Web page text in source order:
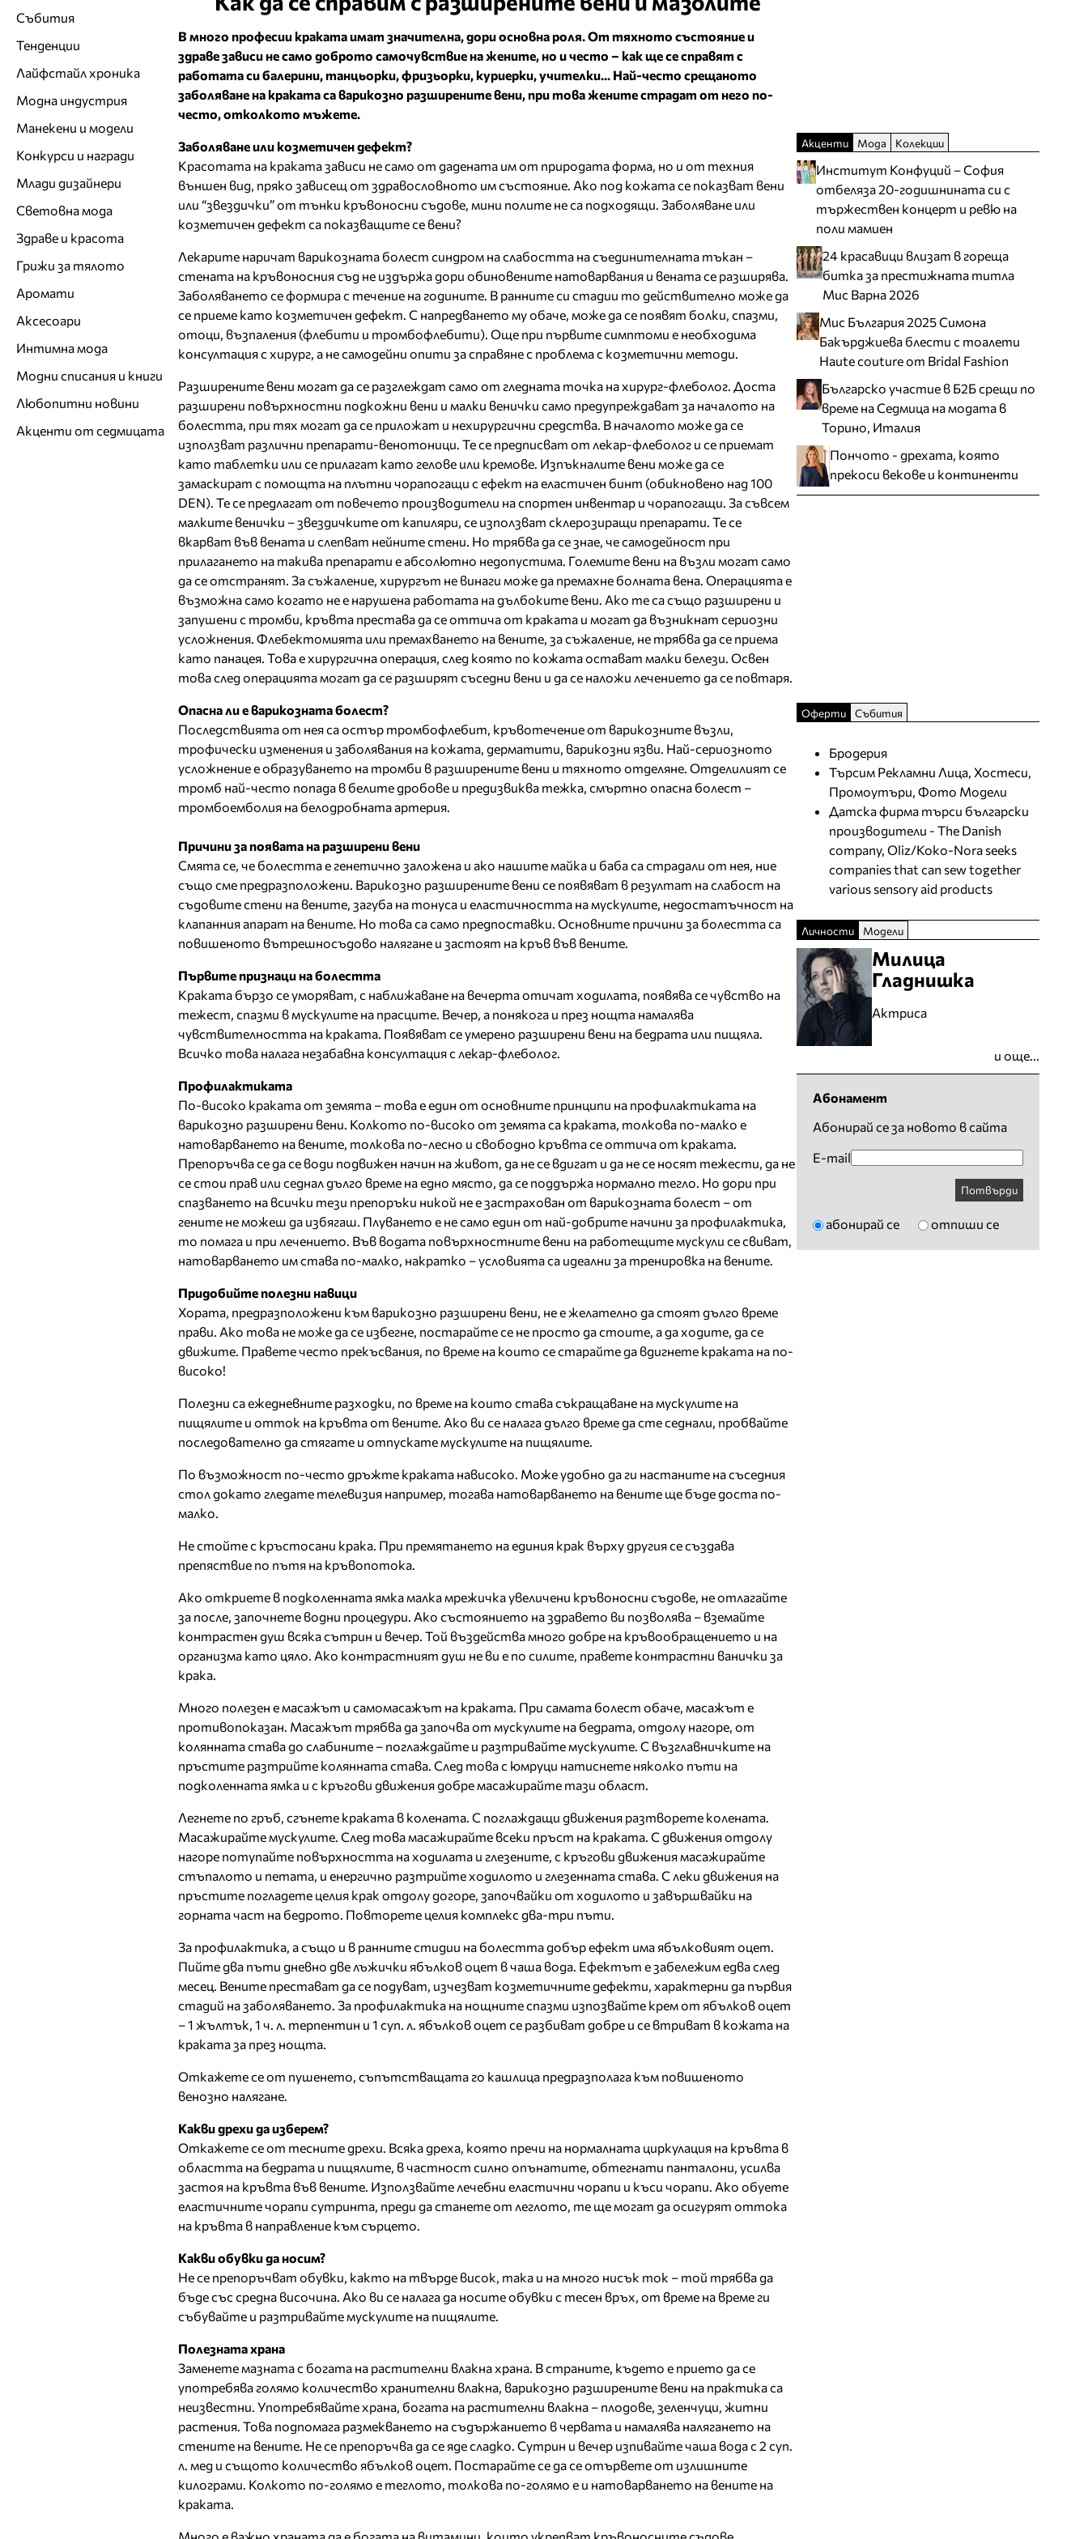
В много професии краката имат значителна, дори основна роля. От тяхното състояние и
здраве зависи не само доброто самочувствие на жените, но и често – как ще се справят с
работата си балерини, танцьорки, фризьорки, куриерки, учителки... Най-често срещаното
заболяване на краката са варикозно разширените вени, при това жените страдат от него по-
често, отколкото мъжете.
Заболяване или козметичен дефект?
Красотата на краката зависи не само от дадената им от природата форма, но и от техния
външен вид, пряко зависещ от здравословното им състояние. Ако под кожата се показват вени
или “звездички” от тънки кръвоносни съдове, мини полите не са подходящи. Заболяване или
козметичен дефект са показващите се вени?
Лекарите наричат варикозната болест синдром на слабостта на съединителната тъкан –
стената на кръвоносния съд не издържа дори обиновените натоварвания и вената се разширява.
Заболяването се формира с течение на годините. В ранните си стадии то действително може да
се приеме като козметичен дефект. С напредването му обаче, може да се появят болки, спазми,
отоци, възпаления (флебити и тромбофлебити). Още при първите симптоми е необходима
консултация с хирург, а не самодейни опити за справяне с проблема с козметични методи.
Разширените вени могат да се разглеждат само от гледната точка на хирург-флеболог. Доста
разширени повърхностни подкожни вени и малки венички само предупреждават за началото на
болестта, при тях могат да се приложат и нехирургични средства. В началото може да се
използват различни препарати-венотоници. Те се предписват от лекар-флеболог и се приемат
като таблетки или се прилагат като гелове или кремове. Изпъкналите вени може да се
замаскират с помощта на плътни чорапогащи с ефект на еластичен бинт (обикновено над 100
DEN). Те се предлагат от повечето производители на спортен инвентар и чорапогащи. За съвсем
малките венички – звездичките от капиляри, се използват склерозиращи препарати. Те се
вкарват във вената и слепват нейните стени. Но трябва да се знае, че самодейност при
прилагането на такива препарати е абсолютно недопустима. Големите вени на възли могат само
да се отстранят. За съжаление, хирургът не винаги може да премахне болната вена. Операцията е
възможна само когато не е нарушена работата на дълбоките вени. Ако те са също разширени и
запушени с тромби, кръвта престава да се оттича от краката и могат да възникнат сериозни
усложнения. Флебектомията или премахването на вените, за съжаление, не трябва да се приема
като панацея. Това е хирургична операция, след която по кожата остават малки белези. Освен
това след операцията могат да се разширят съседни вени и да се наложи лечението да се повтаря.
Опасна ли е варикозната болест?
Последствията от нея са остър тромбофлебит, кръвотечение от варикозните възли,
трофически изменения и заболявания на кожата, дерматити, варикозни язви. Най-сериозното
усложнение е образуването на тромби в разширените вени и тяхното отделяне. Отделилият се
тромб най-често попада в белите дробове и предизвиква тежка, смъртно опасна болест –
тромбоемболия на белодробната артерия.
Причини за появата на разширени вени
Смята се, че болестта е генетично заложена и ако нашите майка и баба са страдали от нея, ние
също сме предразположени. Варикозно разширените вени се появяват в резултат на слабост на
съдовите стени на вените, загуба на тонуса и еластичността на мускулите, недостатъчност на
клапанния апарат на вените. Но това са само предпоставки. Основните причини за болестта са
повишеното вътрешносъдово налягане и застоят на кръв във вените.
Първите признаци на болестта
Краката бързо се уморяват, с наближаване на вечерта отичат ходилата, появява се чувство на
тежест, спазми в мускулите на прасците. Вечер, а понякога и през нощта намалява
чувствителността на краката. Появяват се умерено разширени вени на бедрата или пищяла.
Всичко това налага незабавна консултация с лекар-флеболог.
Профилактиката
По-високо краката от земята – това е един от основните принципи на профилактиката на
варикозно разширени вени. Колкото по-високо от земята са краката, толкова по-малко е
натоварването на вените, толкова по-лесно и свободно кръвта се оттича от краката.
Препоръчва се да се води подвижен начин на живот, да не се вдигат и да не се носят тежести, да не
се стои прав или седнал дълго време на едно място, да се поддържа нормално тегло. Но дори при
спазването на всички тези препоръки никой не е застрахован от варикозната болест – от
гените не можеш да избягаш. Плуването е не само един от най-добрите начини за профилактика,
то помага и при лечението. Във водата повърхностните вени на работещите мускули се свиват,
натоварването им става по-малко, накратко – условията са идеални за тренировка на вените.
Придобийте полезни навици
Хората, предразположени към варикозно разширени вени, не е желателно да стоят дълго време
прави. Ако това не може да се избегне, постарайте се не просто да стоите, а да ходите, да се
движите. Правете често прекъсвания, по време на които се старайте да вдигнете краката на по-
високо!
Полезни са ежедневните разходки, по време на които става съкращаване на мускулите на
пищялите и отток на кръвта от вените. Ако ви се налага дълго време да сте седнали, пробвайте
последователно да стягате и отпускате мускулите на пищялите.
По възможност по-често дръжте краката нависоко. Може удобно да ги настаните на съседния
стол докато гледате телевизия например, тогава натоварването на вените ще бъде доста по-
малко.
Не стойте с кръстосани крака. При премятането на единия крак върху другия се създава
препяствие по пътя на кръвопотока.
Ако откриете в подколенната ямка малка мрежичка увеличени кръвоносни съдове, не отлагайте
за после, започнете водни процедури. Ако състоянието на здравето ви позволява – вземайте
контрастен душ всяка сътрин и вечер. Той въздейства много добре на кръвообращението и на
организма като цяло. Ако контрастният душ не ви е по силите, правете контрастни ванички за
крака.
Много полезен е масажът и самомасажът на краката. При самата болест обаче, масажът е
противопоказан. Масажът трябва да започва от мускулите на бедрата, отдолу нагоре, от
колянната става до слабините – поглаждайте и разтривайте мускулите. С възглавничките на
пръстите разтрийте колянната става. След това с юмруци натиснете няколко пъти на
подколенната ямка и с кръгови движения добре масажирайте тази област.
Легнете по гръб, сгънете краката в колената. С поглаждащи движения разтворете колената.
Масажирайте мускулите. След това масажирайте всеки пръст на краката. С движения отдолу
нагоре потупайте повърхността на ходилата и глезените, с кръгови движения масажирайте
стъпалото и петата, и енергично разтрийте ходилото и глезенната става. С леки движения на
пръстите погладете целия крак отдолу догоре, започвайки от ходилото и завършвайки на
горната част на бедрото. Повторете целия комплекс два-три пъти.
За профилактика, а също и в ранните стидии на болестта добър ефект има ябълковият оцет.
Пийте два пъти дневно две лъжички ябълков оцет в чаша вода. Ефектът е забележим едва след
месец. Вените престават да се подуват, изчезват козметичните дефекти, характерни да първия
стадий на заболяването. За профилактика на нощните спазми изпозвайте крем от ябълков оцет
– 1 жълтък, 1 ч. л. терпентин и 1 суп. л. ябълков оцет се разбиват добре и се втриват в кожата на
краката за през нощта.
Откажете се от пушенето, съпътстващата го кашлица предразполага към повишеното
венозно налягане.
Какви дрехи да изберем?
Откажете се от тесните дрехи. Всяка дреха, която пречи на нормалната циркулация на кръвта в
областта на бедрата и пищялите, в частност силно опънатите, обтегнати панталони, усилва
застоя на кръвта във вените. Използвайте лечебни еластични чорапи и къси чорапи. Ако обуете
еластичните чорапи сутринта, преди да станете от леглото, те ще могат да осигурят оттока
на кръвта в направление към сърцето.
Какви обувки да носим?
Не се препоръчват обувки, както на твърде висок, така и на много нисък ток – той трябва да
бъде със средна височина. Ако ви се налага да носите обувки с тесен връх, от време на време ги
събувайте и разтривайте мускулите на пищялите.
Полезната храна
Заменете мазната с богата на растителни влакна храна. В страните, където е прието да се
употребява голямо количество хранителни влакна, варикозно разширените вени на практика са
неизвестни. Употребявайте храна, богата на растителни влакна – плодове, зеленчуци, житни
растения. Това подпомага размекването на съдържанието в червата и намалява налягането на
стените на вените. Не се препоръчва да се яде сладко. Сутрин и вечер изпивайте чаша вода с 2 суп.
л. мед и същото количество ябълков оцет. Постарайте се да се отървете от излишните
килограми. Колкото по-голямо е теглото, толкова по-голямо е и натоварването на вените на
краката.
Много е важно храната да е богата на витамини, които укрепват кръвоносните съдове,
Събития
Тенденции
Лайфстайл хроника
Модна индустрия
Манекени и модели
Конкурси и награди
Млади дизайнери
Световна мода
Здраве и красота
Грижи за тялото
Аромати
Аксесоари
Интимна мода
Модни списания и книги
Любопитни новини
Акценти от седмицата
Акценти Мода Колекции
Институт Конфуций – София
отбеляза 20-годишнината си с
тържествен концерт и ревю на
поли мамиен
24 красавици влизат в гореща
битка за престижната титла
Мис Варна 2026
Мис България 2025 Симона
Бакърджиева блести с тоалети
Haute couture от Bridal Fashion
Българско участие в Б2Б срещи по
време на Седмица на модата в
Торино, Италия
Пончото - дрехата, която
прекоси векове и континенти
Оферти Събития
Бродерия
Търсим Рекламни Лица, Хостеси,
Промоутъри, Фото Модели
Датска фирма търси български
производители - The Danish
company, Oliz/Koko-Nora seeks
companies that can sew together
various sensory aid products
Личности Модели
Милица
Гладнишка
Актриса
и още...
Абонамент
Абонирай се за новото в сайта
E-mail
Потвърди
абонирай се отпиши се